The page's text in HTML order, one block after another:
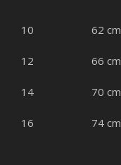
10 62 cm
12 66 cm
14 70 cm
16 74 cm